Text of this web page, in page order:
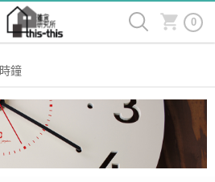
0
時鐘